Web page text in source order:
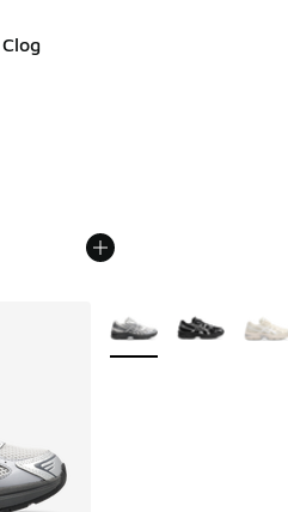
Plus de couleurs